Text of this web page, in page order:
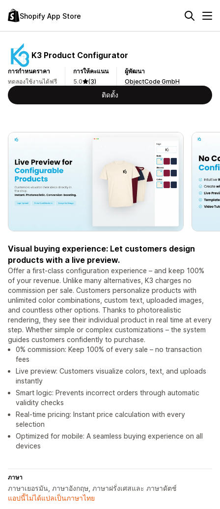
Shopify App Store
K3 Product Configurator
การกำหนดราคา
ทดลองใช้งานได้ฟรี
การให้คะแนน
5.0
(3)
ผู้พัฒนา
ObjectCode GmbH
ติดตั้ง
Visual buying experience: Let customers design
products with a live preview.
Offer a first-class configuration experience – and keep 100%
of your revenue. Unlike many alternatives, K3 charges no
commission per sale. Customers personalize products with
unlimited color combinations, custom text, uploaded images,
and countless other options. Thanks to photorealistic
rendering, they see their individual product in real time at every
step. Whether simple or complex customizations – the system
guides customers confidently to purchase.
0% commission: Keep 100% of every sale – no transaction
fees
Live preview: Customers visualize colors, text, and uploads
instantly
Smart logic: Prevents incorrect orders through automatic
validity checks
Real-time pricing: Instant price calculation with every
selection
Optimized for mobile: A seamless buying experience on all
devices
ภาษา
ภาษาเยอรมัน, ภาษาอังกฤษ, ภาษาฝรั่งเศสและ ภาษาดัตช์
แอปนี้ไม่ได้แปลเป็นภาษาไทย